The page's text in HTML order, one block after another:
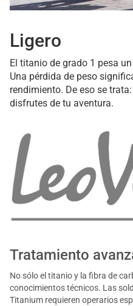
Ligero
El titanio de grado 1 pesa
Una pérdida de peso
rendimiento. De eso se
disfrutes de tu aventura.
Tratamiento
No sólo el titanio y la fibra de
conocimientos técnicos. Las
Titanium requieren operarios